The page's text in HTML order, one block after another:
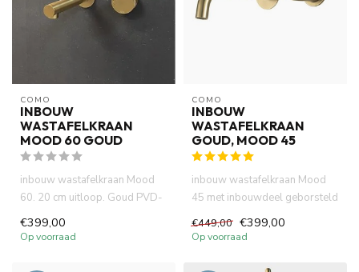
COMO
INBOUW
WASTAFELKRAAN
MOOD 60 GOUD
inbouw wastafelkraan Mood
60. 20 cm uitloop. Goud PVD-
€399,00
Op voorraad
COMO
INBOUW
WASTAFELKRAAN
GOUD, MOOD 45
inbouw wastafelkraan Mood
45 met inbouwdeel geborsteld
€449,00 €399,00
Op voorraad